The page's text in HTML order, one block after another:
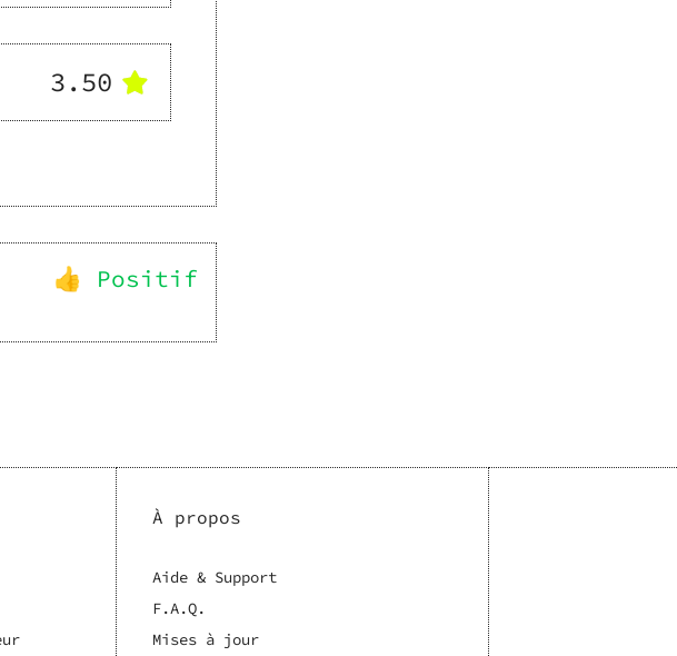
3.50
👍 Positif
À propos
Aide & Support
F.A.Q.
Mises à jour